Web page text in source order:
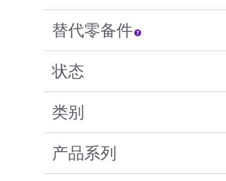
替代零备件
状态
类别
产品系列